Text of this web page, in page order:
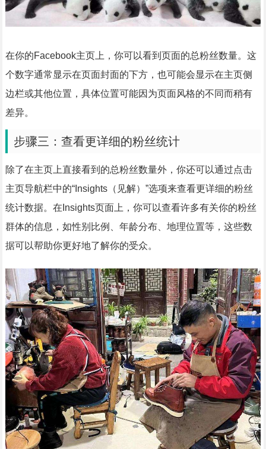
在你的Facebook主页上，你可以看到页面的总粉丝数量。这
个数字通常显示在页面封面的下方，也可能会显示在主页侧
边栏或其他位置，具体位置可能因为页面风格的不同而稍有
差异。
步骤三：查看更详细的粉丝统计
除了在主页上直接看到的总粉丝数量外，你还可以通过点击
主页导航栏中的“Insights（见解）”选项来查看更详细的粉丝
统计数据。在Insights页面上，你可以查看许多有关你的粉丝
群体的信息，如性别比例、年龄分布、地理位置等，这些数
据可以帮助你更好地了解你的受众。